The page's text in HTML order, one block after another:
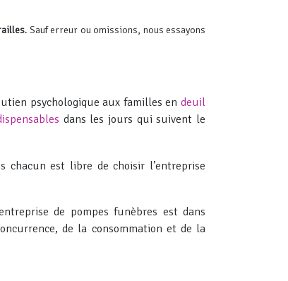
. Sauf erreur ou omissions, nous essayons
psychologique aux familles endeuil
dans les jours qui suivent le
chacun est libre de choisir l’entreprise
de pompes funèbres est dans
de la consommation et de la